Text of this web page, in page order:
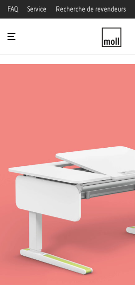
FAQ Service Recherche de revendeurs